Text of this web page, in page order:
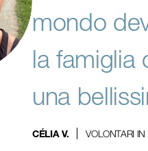
mondo
la famiglia
una
CÉLIA V. VOLONTARI IN